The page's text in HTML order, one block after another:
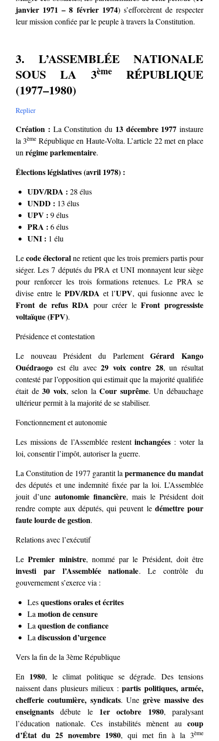
janvier 1971 – 8 février 1974) s’efforcèrent de respecter
leur mission confiée par le peuple à travers la Constitution.
3. L’ASSEMBLÉE NATIONALE
SOUS LA 3èmeRÉPUBLIQUE
(1977–1980)
Replier
Création : La Constitution du 13 décembre 1977 instaure
la 3ème République en Haute-Volta. L’article 22 met en place
un régime parlementaire.
Élections législatives (avril 1978) :
UDV/RDA : 28 élus
UNDD : 13 élus
UPV : 9 élus
PRA : 6 élus
UNI : 1 élu
Lecode électoralne retient que les trois premiers partis pour
siéger. Les 7 députés du PRA et UNI monnayent leur siège
pour renforcer les trois formations retenues. Le PRA se
divise entre le PDV/RDA et l’UPV, qui fusionne avec le
Front de refus RDA pour créer leFront progressiste
voltaïque (FPV).
Présidence et contestation
Le nouveau Président du ParlementGérard Kango
Ouédraogo est élu avec29 voix contre 28, un résultat
contesté par l’opposition qui estimait que la majorité qualifiée
était de30 voix, selon laCour suprême. Un débauchage
ultérieur permit à la majorité de se stabiliser.
Fonctionnement et autonomie
Les missions de l’Assemblée restentinchangées : voter la
loi, consentir l’impôt, autoriser la guerre.
La Constitution de 1977 garantit la permanence du mandat
des députés et une indemnité fixée par la loi. L’Assemblée
jouit d’une autonomie financière, mais le Président doit
rendre compte aux députés, qui peuvent le démettre pour
faute lourde de gestion.
Relations avec l’exécutif
LePremier ministre, nommé par le Président, doit être
investi par l’Assemblée nationale. Le contrôle du
gouvernement s’exerce via :
Lesquestions orales et écrites
La motion de censure
La question de confiance
La discussion d’urgence
Vers la fin de la 3ème République
En 1980, le climat politique se dégrade. Des tensions
naissent dans plusieurs milieux :partis politiques, armée,
chefferie coutumière, syndicats. Unegrève massive des
enseignants débute le 1er octobre 1980, paralysant
l’éducation nationale. Ces instabilités mènent au coup
d’État du 25 novembre 1980, qui met fin à la 3ème